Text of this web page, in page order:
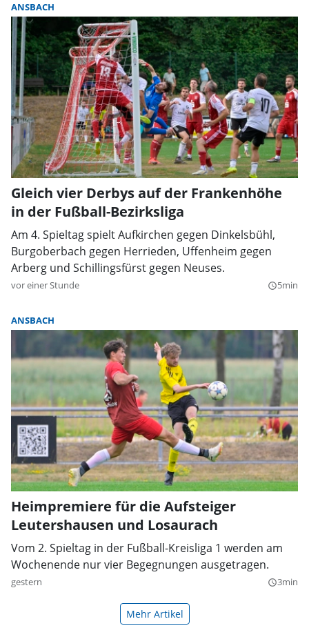
ANSBACH
Gleich vier Derbys auf der Frankenhöhe
in der Fußball-Bezirksliga
Am 4. Spieltag spielt Aufkirchen gegen Dinkelsbühl,
Burgoberbach gegen Herrieden, Uffenheim gegen
Arberg und Schillingsfürst gegen Neuses.
vor einer Stunde query_builder5min
ANSBACH
Heimpremiere für die Aufsteiger
Leutershausen und Losaurach
Vom 2. Spieltag in der Fußball-Kreisliga 1 werden am
Wochenende nur vier Begegnungen ausgetragen.
gestern query_builder3min
Mehr Artikel